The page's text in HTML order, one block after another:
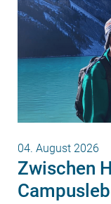
04. August 2026
Zwischen